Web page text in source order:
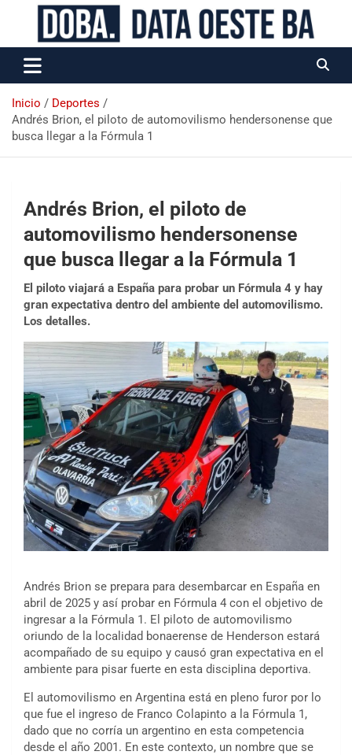
Data Oeste BA
Inicio
Deportes
Andrés Brion, el piloto de automovilismo hendersonense que
busca llegar a la Fórmula 1
Andrés Brion, el piloto de
automovilismo hendersonense
que busca llegar a la Fórmula 1
El piloto viajará a España para probar un Fórmula 4 y hay
gran expectativa dentro del ambiente del automovilismo.
Los detalles.
Andrés Brion se prepara para desembarcar en España en
abril de 2025 y así probar en Fórmula 4 con el objetivo de
ingresar a la Fórmula 1. El piloto de automovilismo
oriundo de la localidad bonaerense de Henderson estará
acompañado de su equipo y causó gran expectativa en el
ambiente para pisar fuerte en esta disciplina deportiva.
El automovilismo en Argentina está en pleno furor por lo
que fue el ingreso de Franco Colapinto a la Fórmula 1,
dado que no corría un argentino en esta competencia
desde el año 2001. En este contexto, un nombre que se